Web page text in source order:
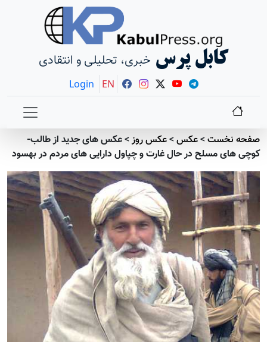
کابل پرس خبری، تحلیلی و انتقادی
Login EN
صفحه نخست>عکس>عکس روز>عکس های جدید از طالب-
کوچی های مسلح در حال غارت و چپاول دارایی های مردم در بهسود